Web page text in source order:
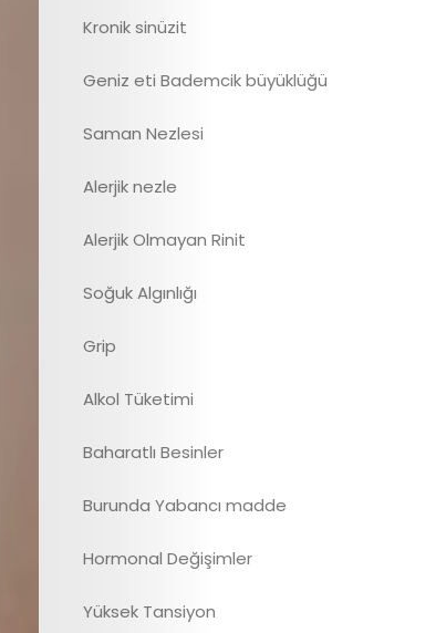
Çocuk
Sağlığı
Çocuk
Gelişimi
Anne
Sağlığı
Beslenme
ve
Yemek
Tarifleri
Röportajlar
Kronik sinüzit
Geniz eti Bademcik büyüklüğü
Saman Nezlesi
Alerjik nezle
Alerjik Olmayan Rinit
Soğuk Algınlığı
Grip
Alkol Tüketimi
Baharatlı Besinler
Burunda Yabancı madde
Hormonal Değişimler
Yüksek Tansiyon